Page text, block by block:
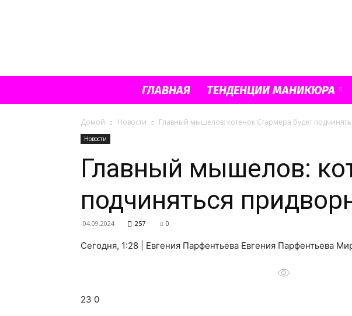
ГЛАВНАЯ ТЕНДЕНЦИИ МАНИКЮРА
Домой Новости Главный мышелов: котенок Стармера будет
Новости
Главный мышелов:
подчиняться
04.09.2024 257 0
Сегодня, 1:28 | Евгения Парфентьева Евгения Парфентьева
23 0